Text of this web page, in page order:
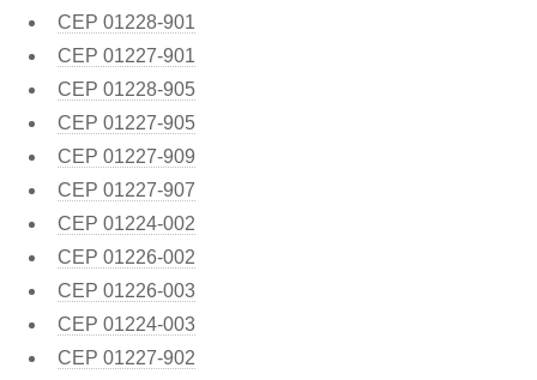
CEP 01228-901
CEP 01227-901
CEP 01228-905
CEP 01227-905
CEP 01227-909
CEP 01227-907
CEP 01224-002
CEP 01226-002
CEP 01226-003
CEP 01224-003
CEP 01227-902